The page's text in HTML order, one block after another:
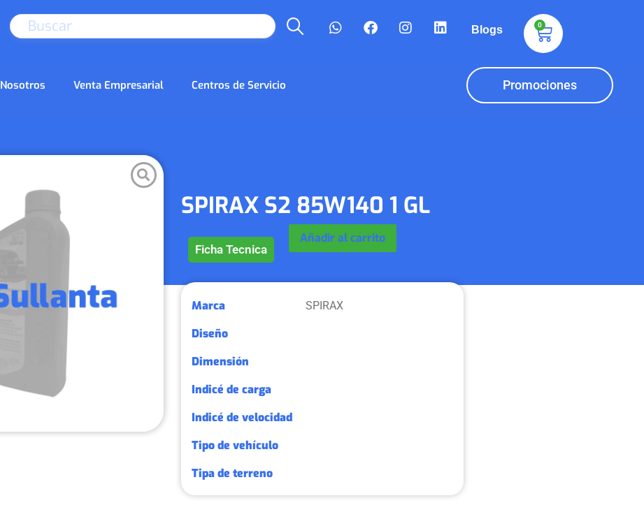
SEARCH Blogs 0
Nosotros Venta Empresarial Centros de Servicio Promociones
SPIRAX S2 85W140 1 GL
Ficha Tecnica
Añadir al carrito
Marca
Diseño
Dimensión
Indicé de carga
Indicé de velocidad
Tipo de vehículo
Tipa de terreno
SPIRAX